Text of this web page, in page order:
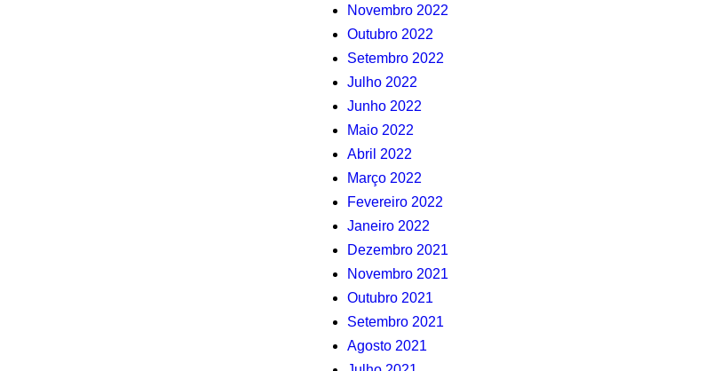
Novembro 2022
Outubro 2022
Setembro 2022
Julho 2022
Junho 2022
Maio 2022
Abril 2022
Março 2022
Fevereiro 2022
Janeiro 2022
Dezembro 2021
Novembro 2021
Outubro 2021
Setembro 2021
Agosto 2021